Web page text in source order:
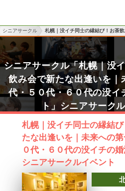
シニアサークル 札幌｜没イチ同士の縁結び！お茶
シニアサークル「札幌｜没
飲み会で新たな出逢いを｜
代・５０代・６０代の没イ
ト」シニアサーク
札幌｜没イチ同士の縁結
たな出逢いを｜未来への
０代・６０代の没イチの
シニアサークルイベント